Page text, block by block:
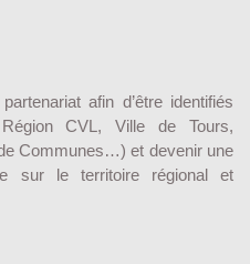
afin d’être identifiés
CVL, Ville de Tours,
Communes…) et devenir une
sur le territoire régional et